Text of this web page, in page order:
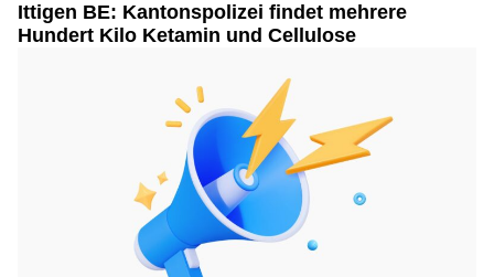
Ittigen BE: Kantonspolizei findet mehrere
Hundert Kilo Ketamin und Cellulose